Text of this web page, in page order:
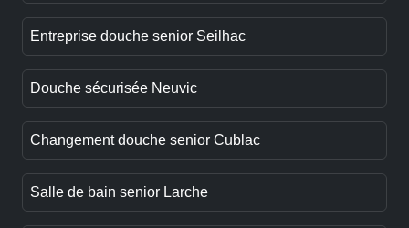
Entreprise douche senior Seilhac
Douche sécurisée Neuvic
Changement douche senior Cublac
Salle de bain senior Larche